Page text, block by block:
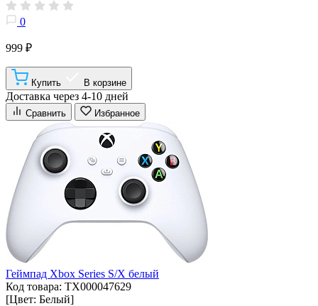
0
999 ₽
Купить В корзине
Доставка через 4-10 дней
Сравнить Избранное
Геймпад Xbox Series S/X белый
Код товара: ТХ000047629
[Цвет: Белый]